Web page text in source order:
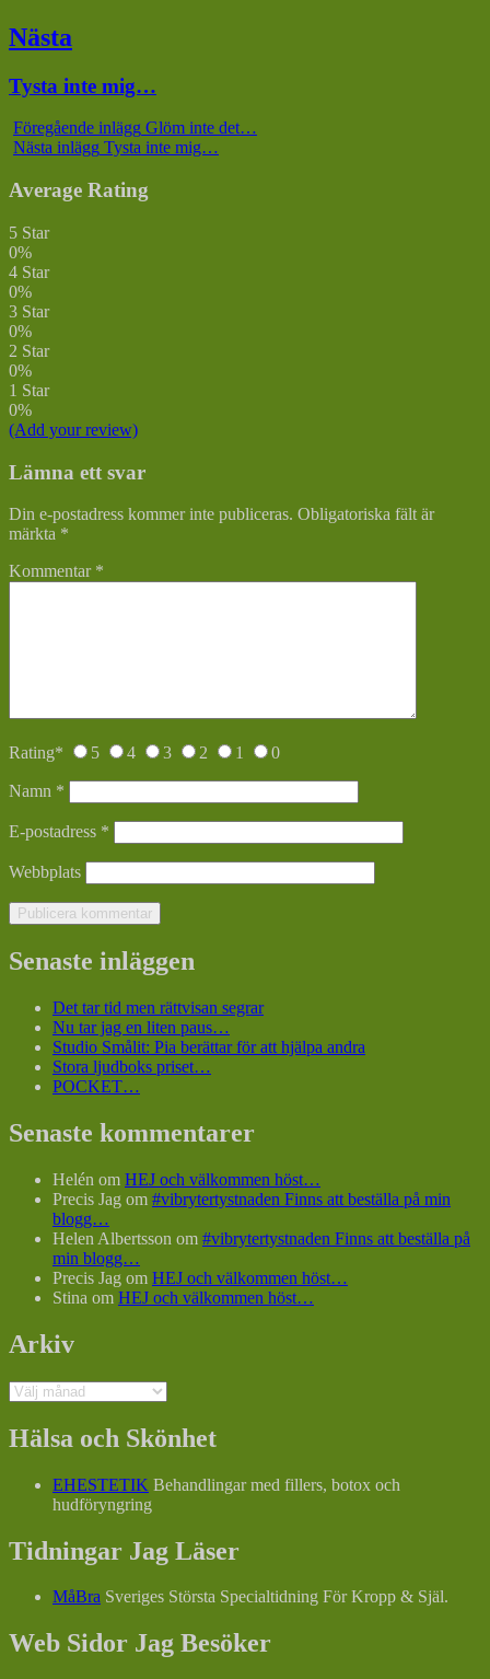
Nästa
Nästa
inlägg:
Tysta inte mig…
Föregående inlägg Glöm inte det…
Nästa inlägg Tysta inte mig…
Average Rating
5 Star
0%
4 Star
0%
3 Star
0%
2 Star
0%
1 Star
0%
(Add your review)
Lämna ett svar
Din e-postadress kommer inte publiceras. Obligatoriska fält är
märkta *
Kommentar *
Rating* 5 4 3 2 1 0
Namn *
E-postadress *
Webbplats
Senaste inläggen
Det tar tid men rättvisan segrar
Nu tar jag en liten paus…
Studio Smålit: Pia berättar för att hjälpa andra
Stora ljudboks priset…
POCKET…
Senaste kommentarer
Helén om HEJ och välkommen höst…
Precis Jag om #vibrytertystnaden Finns att beställa på min
blogg…
Helen Albertsson om #vibrytertystnaden Finns att beställa på
min blogg…
Precis Jag om HEJ och välkommen höst…
Stina om HEJ och välkommen höst…
Arkiv
Arkiv
Hälsa och Skönhet
EHESTETIK Behandlingar med fillers, botox och
hudföryngring
Tidningar Jag Läser
MåBra Sveriges Största Specialtidning För Kropp & Själ.
Web Sidor Jag Besöker